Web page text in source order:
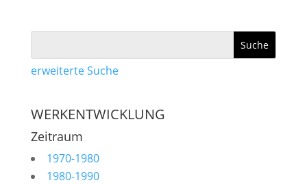
erweiterte Suche
WERKENTWICKLUNG
Zeitraum
1970-1980
1980-1990